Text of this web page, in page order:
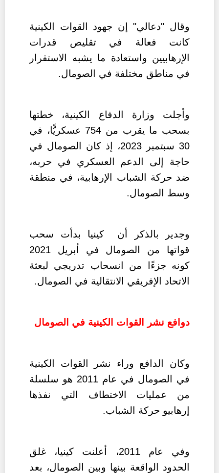
وقال "دعالي" إن جهود القوات الكينية
كانت فعالة في تقليص قدرات
الإرهابيين واستعادة ما يشبه الاستقرار
في مناطق مختلفة في الصومال.
وأجلت وزارة الدفاع الكينية، خطتها
بسحب ما يقرب من 754 عسكريًّا، في
30 سبتمبر 2023، إذ كان الصومال في
حاجة إلى الدعم العسكري في حربه،
ضد حركة الشباب الإرهابية، في منطقة
وسط الصومال.
وجدير بالذكر أن كينيا بدأت سحب
قواتها من الصومال في أبريل 2021
كونه جزءًا من انسحاب تدريجي لبعثة
الاتحاد الإفريقي الانتقالية في الصومال.
دوافع نشر القوات الكينية في الصومال
وكان الدافع وراء نشر القوات الكينية
في الصومال في عام 2011 هو سلسلة
من عمليات الاختطاف التي نفذها
إرهابيو حركة الشباب.
وفي عام 2011، أعلنت كينيا، غلق
الحدود الواقعة بينها وبين الصومال، بعد